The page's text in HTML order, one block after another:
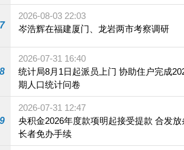
施
7
2026-08-03 22:03
岑浩辉在福建厦门、龙岩两市考察调研
8
2026-07-31 16:40
统计局8月1日起派员上门 协助住户完成2026 中
期人口统计问卷
9
2026-07-31 12:47
央积金2026年度款项明起接受提款 合发放条件
长者免办手续